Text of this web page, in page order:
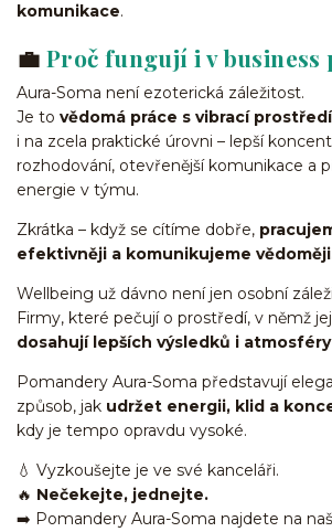
komunikace.
💼 Proč fungují i v
Aura-Soma není ezoterická záležitost.
Je to vědomá práce s vibrací prostředí
i na zcela praktické úrovni – lepší
rozhodování, otevřenější komunikace a
energie v týmu.
Zkrátka – když se cítíme dobře,
efektivněji a komunikujeme
Wellbeing už dávno není jen osobní
Firmy, které pečují o prostředí, v němž
dosahují lepších výsledků i
Pomandery Aura-Soma představují
způsob, jak udržet energii, klid a
kdy je tempo opravdu vysoké.
💧 Vyzkoušejte je ve své kanceláři.
🔥 Nečekejte, jednejte.
➡️ Pomandery Aura-Soma najdete na